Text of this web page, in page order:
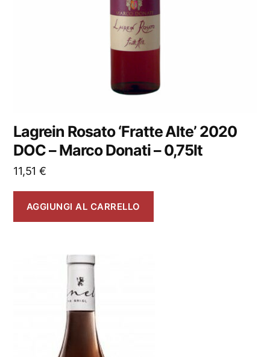
Lagrein Rosato ‘Fratte Alte’ 2020
DOC – Marco Donati – 0,75lt
11,51 €
AGGIUNGI AL CARRELLO